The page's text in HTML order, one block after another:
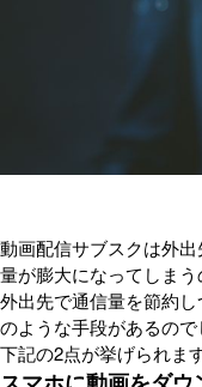
動画配信サブスクは外
量が膨大になってしまう
外出先で通信量を節約
のような手段があるので
下記の2点が挙げられます